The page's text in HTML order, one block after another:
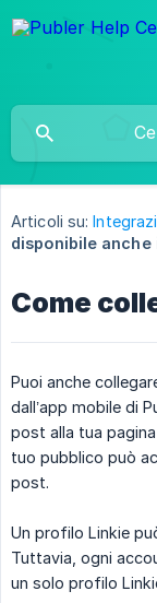
Articoli su:
disponibile anche
Come
Puoi anche
dall’app mobile di
post alla tua
tuo pubblico può
post.
Un profilo Linkie
Tuttavia, ogni
un solo profilo